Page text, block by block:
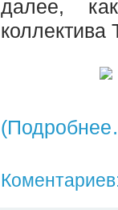
далее,
коллектива